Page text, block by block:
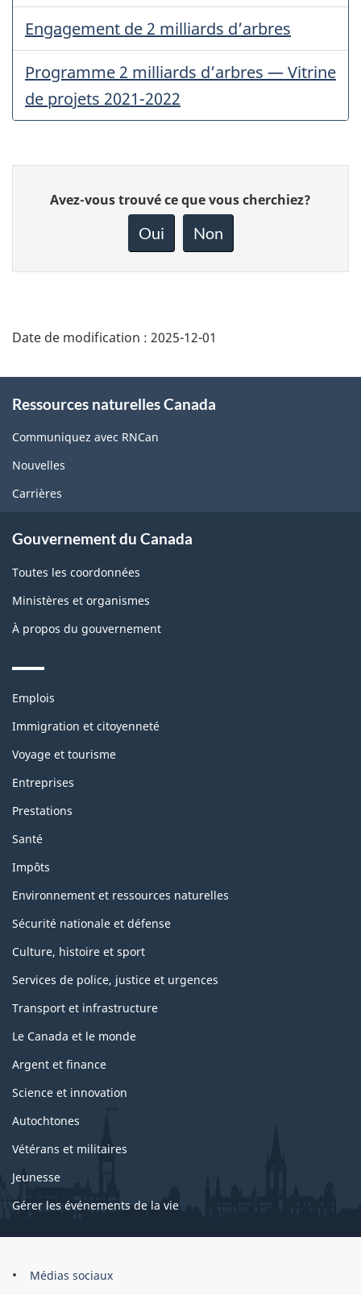
Engagement de 2 milliards d’arbres
Programme 2 milliards d’arbres — Vitrine
de projets 2021-2022
Donnez
votre
page
Avez-vous trouvé ce que vous cherchiez?
Oui Non
Date de modification : 2025-12-01
this
site
Ressources naturelles Canada
Communiquez avec RNCan
Nouvelles
Carrières
Gouvernement du Canada
Toutes les coordonnées
Ministères et organismes
À propos du gouvernement
Themes
topics
Emplois
Immigration et citoyenneté
Voyage et tourisme
Entreprises
Prestations
Santé
Impôts
Environnement et ressources naturelles
Sécurité nationale et défense
Culture, histoire et sport
Services de police, justice et urgences
Transport et infrastructure
Le Canada et le monde
Argent et finance
Science et innovation
Autochtones
Vétérans et militaires
Jeunesse
Gérer les événements de la vie
Organisation
Médias sociaux